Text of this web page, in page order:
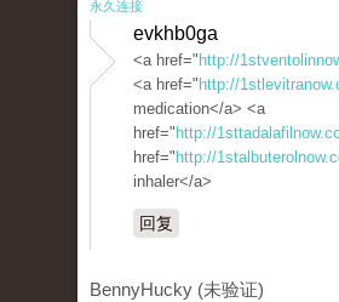
永久连接
evkhb0ga
<a href=" http://
<a href=" http://
medication</a> <a
href=" http://
href=" http://
inhaler</a>
回复
BennyHucky (未验证)